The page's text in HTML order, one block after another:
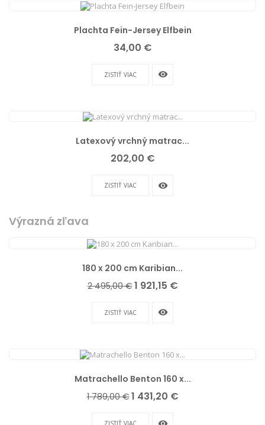
Plachta Fein-Jersey Elfbein
Cena
34,00 €
ZISTIŤ VIAC remove_red_eye
Latexový vrchný matrac...
Cena
202,00 €
ZISTIŤ VIAC remove_red_eye
Výrazná zľava
180 x 200 cm Karibian...
Základná
2 495,00 €Cena
1 921,15 €
ZISTIŤ VIAC remove_red_eye
Matrachello Benton 160 x...
Základná
1 789,00 €Cena
1 431,20 €